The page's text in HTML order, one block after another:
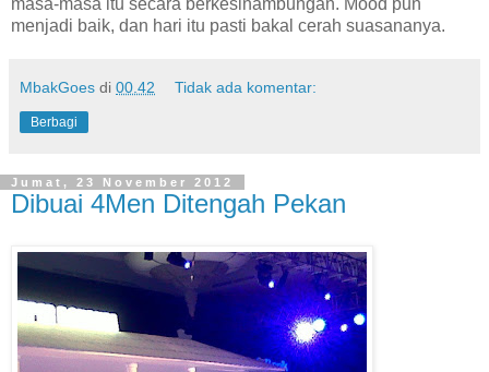
masa-masa itu secara berkesinambungan. Mood pun
menjadi baik, dan hari itu pasti bakal cerah suasananya.
MbakGoes di 00.42 Tidak ada komentar:
Berbagi
Jumat, 23 November 2012
Dibuai 4Men Ditengah Pekan